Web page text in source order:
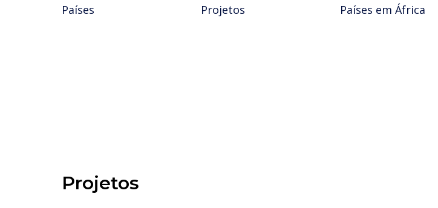
Países Projetos Países em África
Projetos